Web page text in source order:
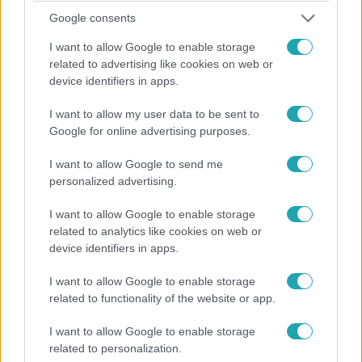
Google consents
I want to allow Google to enable storage
related to advertising like cookies on web or
device identifiers in apps.
I want to allow my user data to be sent to
Google for online advertising purposes.
I want to allow Google to send me
personalized advertising.
I want to allow Google to enable storage
related to analytics like cookies on web or
device identifiers in apps.
I want to allow Google to enable storage
related to functionality of the website or app.
I want to allow Google to enable storage
related to personalization.
X-Faktor
2024. október 27. 21:50
Összeállt Gáspár Laci Élő show-s csapata
Gáspár Laci csapatatát Szabó Bence, Sárközi Roland és